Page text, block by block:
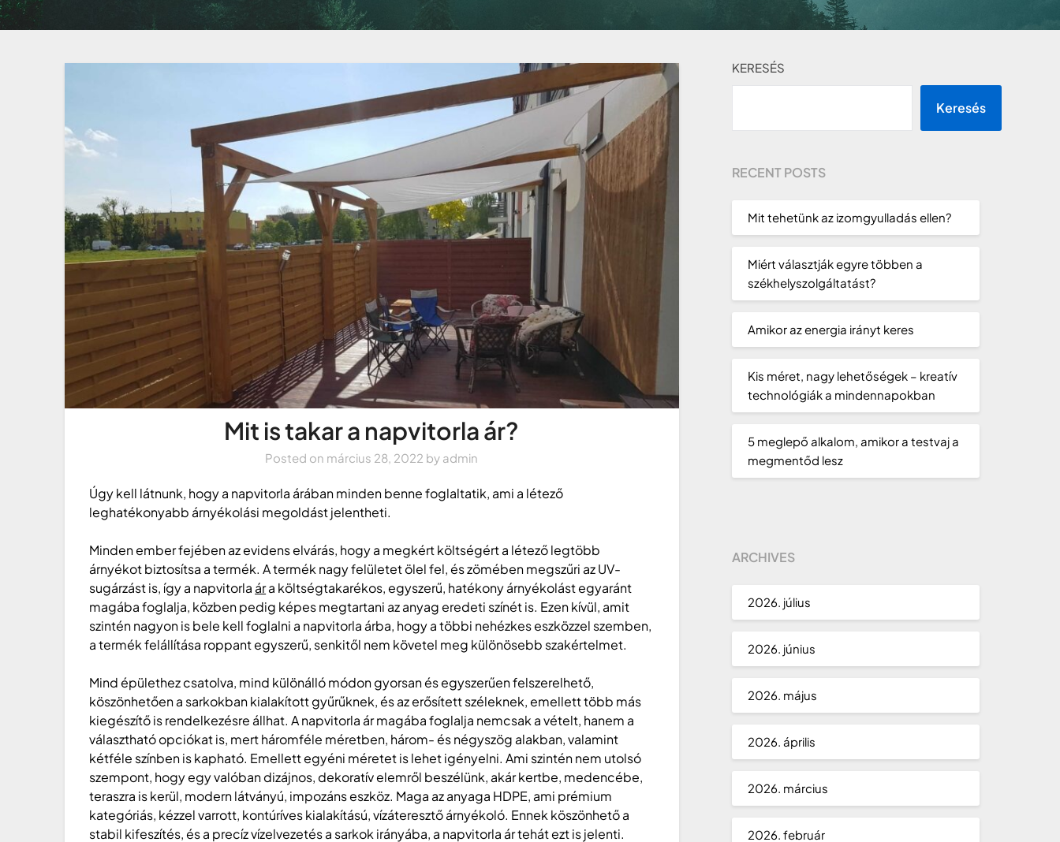
Mit is takar a napvitorla ár?
Posted on március 28, 2022 by admin
Úgy kell látnunk, hogy a napvitorla árában minden benne foglaltatik, ami a létező
leghatékonyabb árnyékolási megoldást jelentheti.
Minden ember fejében az evidens elvárás, hogy a megkért költségért a létező legtöbb
árnyékot biztosítsa a termék. A termék nagy felületet ölel fel, és zömében megszűri az UV-
sugárzást is, így a napvitorla ára költségtakarékos, egyszerű, hatékony árnyékolást egyaránt
magába foglalja, közben pedig képes megtartani az anyag eredeti színét is. Ezen kívül, amit
szintén nagyon is bele kell foglalni a napvitorla árba, hogy a többi nehézkes eszközzel szemben,
a termék felállítása roppant egyszerű, senkitől nem követel meg különösebb szakértelmet.
Mind épülethez csatolva, mind különálló módon gyorsan és egyszerűen felszerelhető,
köszönhetően a sarkokban kialakított gyűrűknek, és az erősített széleknek, emellett több más
kiegészítő is rendelkezésre állhat. A napvitorla ár magába foglalja nemcsak a vételt, hanem a
választható opciókat is, mert háromféle méretben, három- és négyszög alakban, valamint
kétféle színben is kapható. Emellett egyéni méretet is lehet igényelni. Ami szintén nem utolsó
szempont, hogy egy valóban dizájnos, dekoratív elemről beszélünk, akár kertbe, medencébe,
teraszra is kerül, modern látványú, impozáns eszköz. Maga az anyaga HDPE, ami prémium
kategóriás, kézzel varrott, kontúríves kialakítású, vízáteresztő árnyékoló. Ennek köszönhető a
stabil kifeszítés, és a precíz vízelvezetés a sarkok irányába, a napvitorla ár tehát ezt is jelenti.
KERESÉS
Keresés
RECENT POSTS
Mit tehetünk az izomgyulladás ellen?
Miért választják egyre többen a
székhelyszolgáltatást?
Amikor az energia irányt keres
Kis méret, nagy lehetőségek – kreatív
technológiák a mindennapokban
5 meglepő alkalom, amikor a testvaj a
megmentőd lesz
ARCHIVES
2026. július
2026. június
2026. május
2026. április
2026. március
2026. február